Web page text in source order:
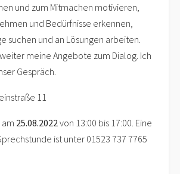
und zum Mitmachen motivieren,
und Bedürfnisse erkennen,
suchen und an Lösungen arbeiten.
meine Angebote zum Dialog. Ich
Gespräch.
11
25.08.2022 von 13:00 bis 17:00. Eine
ist unter 01523 737 7765